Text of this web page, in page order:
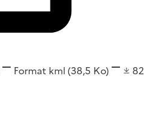
Format kml (38,5 Ko)
82